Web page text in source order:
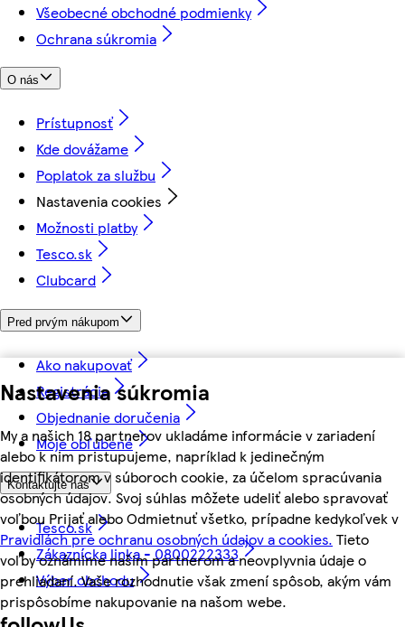
Nastavenia súkromia
My a našich 18 partnerov ukladáme informácie v zariadení
alebo k nim pristupujeme, napríklad k jedinečným
identifikátorom v súboroch cookie, za účelom spracúvania
osobných údajov. Svoj súhlas môžete udeliť alebo spravovať
voľbou Prijať alebo Odmietnuť všetko, prípadne kedykoľvek v
Pravidlách pre ochranu osobných údajov a cookies. Tieto
voľby oznámime našim partnerom a neovplyvnia údaje o
prehliadaní. Vaše rozhodnutie však zmení spôsob, akým vám
prispôsobíme nakupovanie na našom webe.
Všeobecné obchodné podmienky
Ochrana súkromia
O nás
Prístupnosť
Kde dovážame
Poplatok za službu
Nastavenia cookies
Možnosti platby
Tesco.sk
Clubcard
Pred prvým nákupom
Ako nakupovať
Registrácia
Objednanie doručenia
Moje obľúbené
Kontaktujte nás
Tesco.sk
Zákaznícka linka - 0800222333
Výber obchodu